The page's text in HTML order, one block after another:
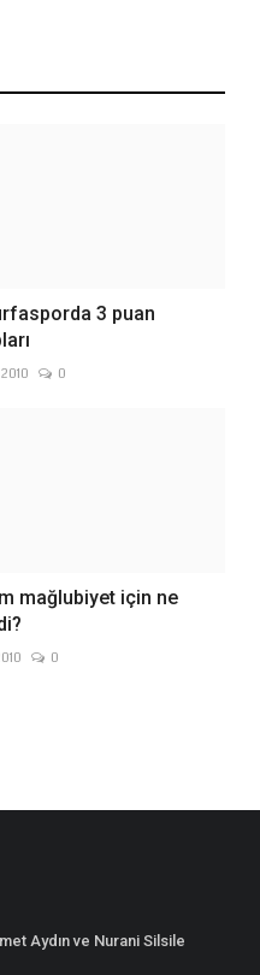
3 puan
0
mağlubiyet için ne
0
Aydın ve Nurani Silsile